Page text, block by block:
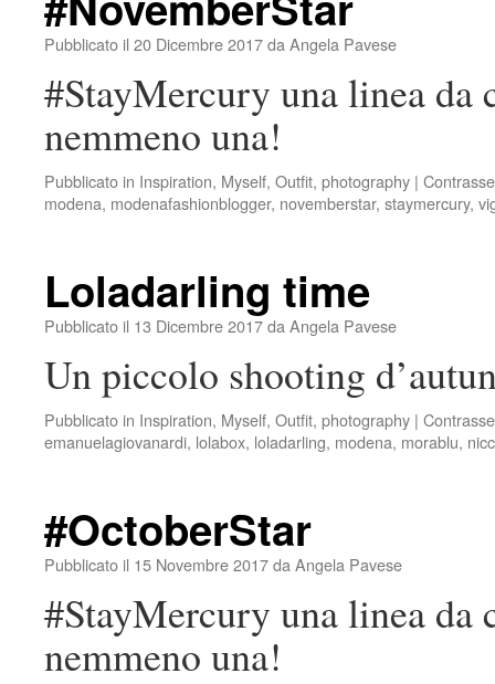
Pubblicato il 20 Dicembre 2017da Angela Pavese
#StayMercury una linea da
nemmeno una!
Pubblicato in Inspiration, Myself, Outfit, photography |
modena, modenafashionblogger, novemberstar, staymercury,
Loladarling time
Pubblicato il 13 Dicembre 2017da Angela Pavese
Un piccolo shooting
Pubblicato in Inspiration, Myself, Outfit, photography |
emanuelagiovanardi, lolabox, loladarling, modena, morablu,
#OctoberStar
Pubblicato il 15 Novembre 2017da Angela Pavese
#StayMercury una linea da
nemmeno una!